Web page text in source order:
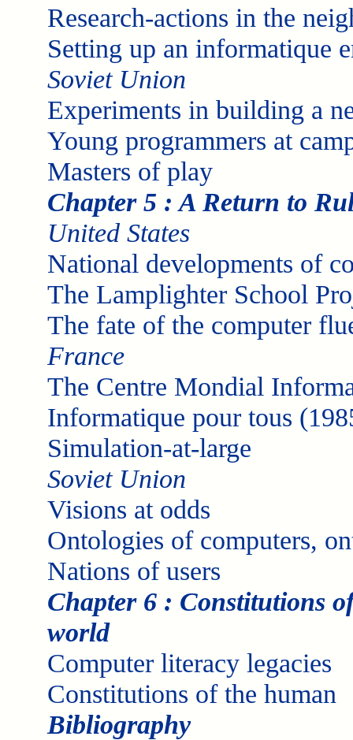
Research-actions in the
Setting up an informatique
Soviet Union
Experiments in building a
Young programmers at
Masters of play
Chapter 5 : A Return to
United States
National developments of
The Lamplighter School
The fate of the computer
France
The Centre Mondial
Informatique pour tous
Simulation-at-large
Soviet Union
Visions at odds
Ontologies of computers,
Nations of users
Chapter 6 : Constitutions
world
Computer literacy legacies
Constitutions of the human
Bibliography